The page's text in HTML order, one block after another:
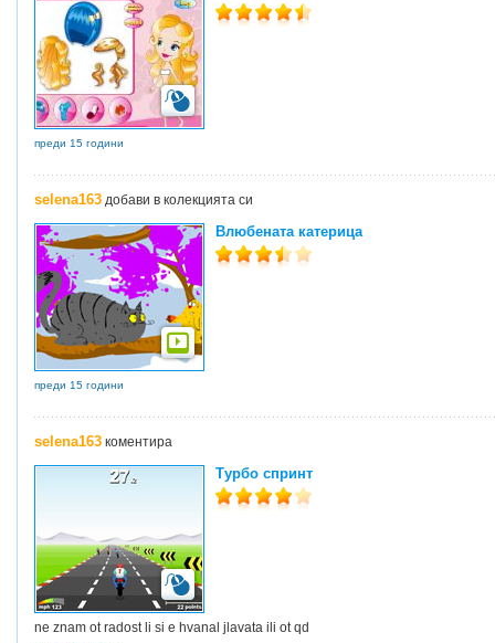
преди 15 години
selena163 добави в колекцията си
Влюбената катерица
преди 15 години
selena163 коментира
Турбо спринт
ne znam ot radost li si e hvanal jlavata ili ot qd